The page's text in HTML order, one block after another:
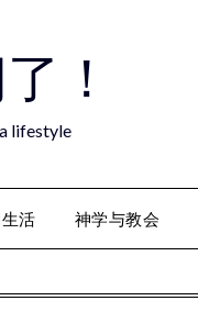
！
lifestyle
活 神学与教会